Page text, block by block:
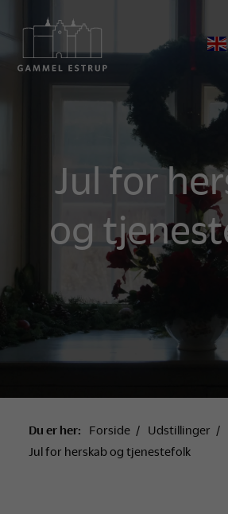
Jul for
og
Du er her: Forside
Udstillinger
Jul for herskab og tjenestefolk